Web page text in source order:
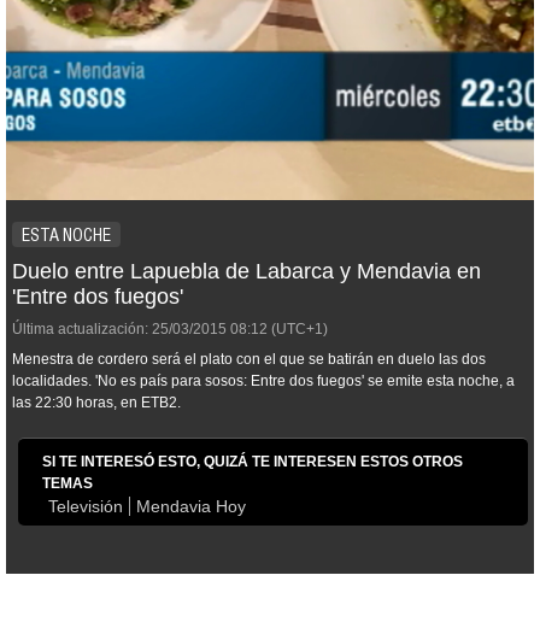
ESTA NOCHE
Duelo entre Lapuebla de Labarca y Mendavia en
'Entre dos fuegos'
Última actualización: 25/03/2015 08:12 (UTC+1)
Menestra de cordero será el plato con el que se batirán en duelo las dos
localidades. 'No es país para sosos: Entre dos fuegos' se emite esta noche, a
las 22:30 horas, en ETB2.
SI TE INTERESÓ ESTO, QUIZÁ TE INTERESEN ESTOS OTROS
TEMAS
Televisión Mendavia Hoy